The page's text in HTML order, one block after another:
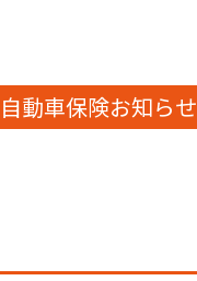
自動車保険お知らせ